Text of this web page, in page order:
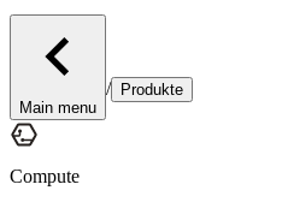
Main menu
/ Produkte
Compute